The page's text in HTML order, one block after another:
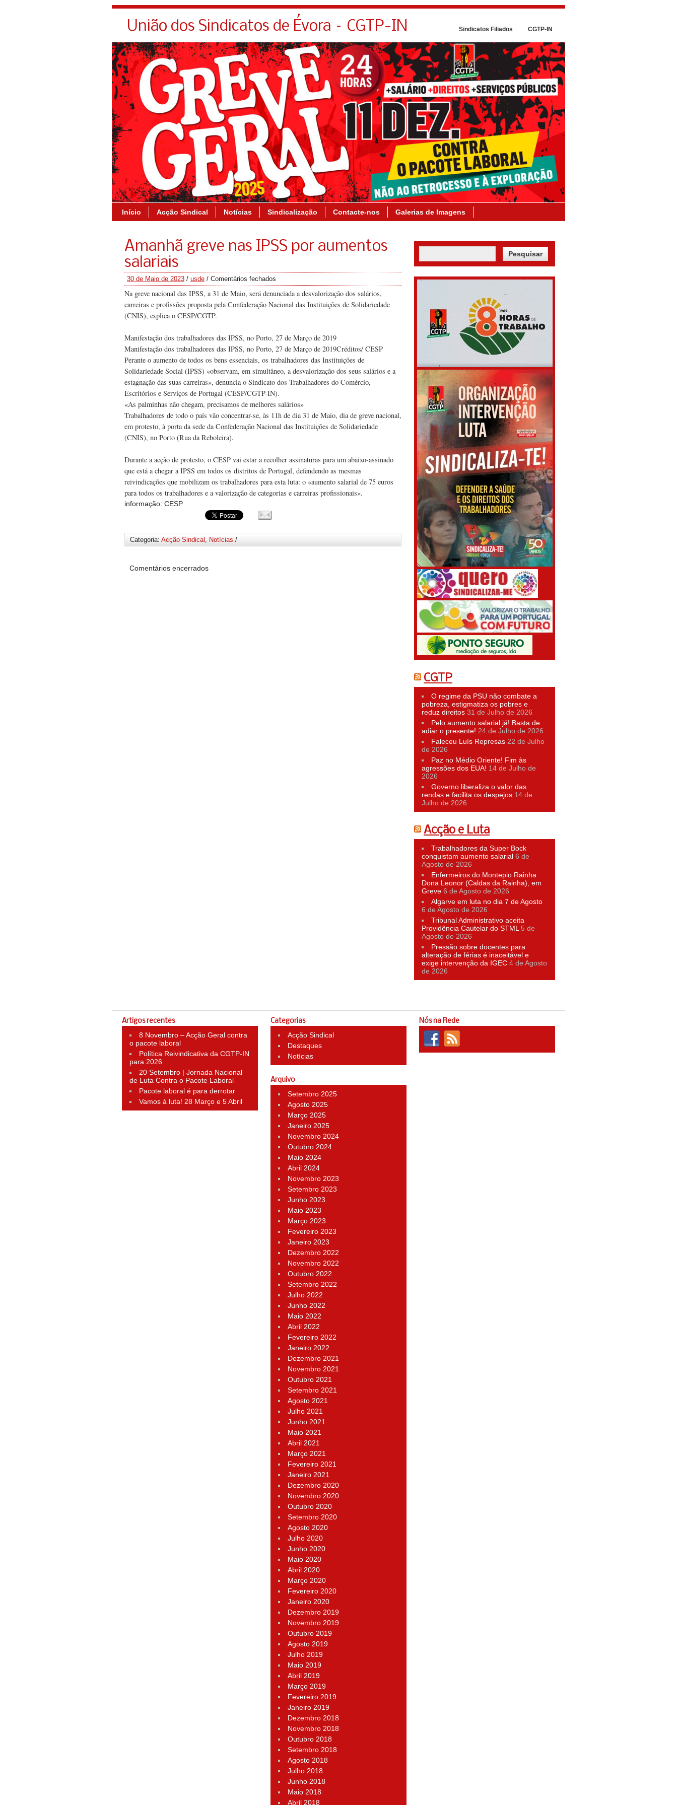
União dos Sindicatos de Évora – CGTP-IN Sindicatos Filiados CGTP-IN
Início Acção Sindical Notícias Sindicalização Contacte-nos Galerias de Imagens
Amanhã greve nas IPSS por aumentos
salariais
30 de Maio de 2023 / usde / Comentários fechados
Na greve nacional das IPSS, a 31 de Maio, será denunciada a desvalorização dos salários,
carreiras e profissões proposta pela Confederação Nacional das Instituições de Solidariedade
(CNIS), explica o CESP/CGTP.
Manifestação dos trabalhadores das IPSS, no Porto, 27 de Março de 2019
Manifestação dos trabalhadores das IPSS, no Porto, 27 de Março de 2019Créditos/ CESP
Perante o aumento de todos os bens essenciais, os trabalhadores das Instituições de
Solidariedade Social (IPSS) «observam, em simultâneo, a desvalorização dos seus salários e a
estagnação das suas carreiras», denuncia o Sindicato dos Trabalhadores do Comércio,
Escritórios e Serviços de Portugal (CESP/CGTP-IN).
«As palminhas não chegam, precisamos de melhores salários»
Trabalhadores de todo o país vão concentrar-se, às 11h de dia 31 de Maio, dia de greve nacional,
em protesto, à porta da sede da Confederação Nacional das Instituições de Solidariedade
(CNIS), no Porto (Rua da Reboleira).
Durante a acção de protesto, o CESP vai estar a recolher assinaturas para um abaixo-assinado
que está a chegar a IPSS em todos os distritos de Portugal, defendendo as mesmas
reivindicações que mobilizam os trabalhadores para esta luta: o «aumento salarial de 75 euros
para todos os trabalhadores e a valorização de categorias e carreiras profissionais».
informação: CESP
Categoria: Acção Sindical , Notícias /
Comentários encerrados
CGTP
O regime da PSU não combate a
pobreza, estigmatiza os pobres e
reduz direitos 31 de Julho de 2026
Pelo aumento salarial já! Basta de
adiar o presente! 24 de Julho de 2026
Faleceu Luís Represas 22 de Julho
de 2026
Paz no Médio Oriente! Fim às
agressões dos EUA! 14 de Julho de
2026
Governo liberaliza o valor das
rendas e facilita os despejos 14 de
Julho de 2026
Acção e Luta
Trabalhadores da Super Bock
conquistam aumento salarial 6 de
Agosto de 2026
Enfermeiros do Montepio Rainha
Dona Leonor (Caldas da Rainha), em
Greve 6 de Agosto de 2026
Algarve em luta no dia 7 de Agosto
6 de Agosto de 2026
Tribunal Administrativo aceita
Providência Cautelar do STML 5 de
Agosto de 2026
Pressão sobre docentes para
alteração de férias é inaceitável e
exige intervenção da IGEC 4 de Agosto
de 2026
Artigos recentes
8 Novembro – Acção Geral contra
o pacote laboral
Política Reivindicativa da CGTP-IN
para 2026
20 Setembro | Jornada Nacional
de Luta Contra o Pacote Laboral
Pacote laboral é para derrotar
Vamos à luta! 28 Março e 5 Abril
Nós na Rede
Categorias
Acção Sindical
Destaques
Notícias
Arquivo
Setembro 2025
Agosto 2025
Março 2025
Janeiro 2025
Novembro 2024
Outubro 2024
Maio 2024
Abril 2024
Novembro 2023
Setembro 2023
Junho 2023
Maio 2023
Março 2023
Fevereiro 2023
Janeiro 2023
Dezembro 2022
Novembro 2022
Outubro 2022
Setembro 2022
Julho 2022
Junho 2022
Maio 2022
Abril 2022
Fevereiro 2022
Janeiro 2022
Dezembro 2021
Novembro 2021
Outubro 2021
Setembro 2021
Agosto 2021
Julho 2021
Junho 2021
Maio 2021
Abril 2021
Março 2021
Fevereiro 2021
Janeiro 2021
Dezembro 2020
Novembro 2020
Outubro 2020
Setembro 2020
Agosto 2020
Julho 2020
Junho 2020
Maio 2020
Abril 2020
Março 2020
Fevereiro 2020
Janeiro 2020
Dezembro 2019
Novembro 2019
Outubro 2019
Agosto 2019
Julho 2019
Maio 2019
Abril 2019
Março 2019
Fevereiro 2019
Janeiro 2019
Dezembro 2018
Novembro 2018
Outubro 2018
Setembro 2018
Agosto 2018
Julho 2018
Junho 2018
Maio 2018
Abril 2018